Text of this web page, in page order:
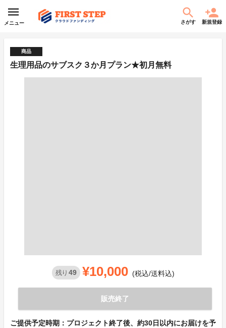
メニュー さがす 新規登録
商品
生理用品のサブスク３か月プラン★初月無料
残り 49 ¥10,000 (税込/送料込)
販売終了
ご提供予定時期：プロジェクト終了後、約30日以内にお届けを予